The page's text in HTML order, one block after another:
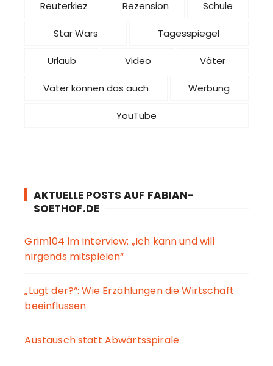
Reuterkiez Rezension Schule
Star Wars Tagesspiegel
Urlaub Video Väter
Väter können das auch Werbung
YouTube
AKTUELLE POSTS AUF FABIAN-
SOETHOF.DE
Grim104 im Interview: „Ich kann und will
nirgends mitspielen“
„Lügt der?“: Wie Erzählungen die Wirtschaft
beeinflussen
Austausch statt Abwärtsspirale